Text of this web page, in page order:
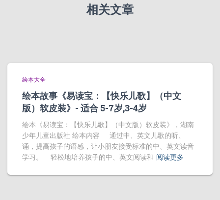
相关文章
绘本大全
绘本故事《易读宝：【快乐儿歌】（中文
版）软皮装》- 适合 5-7岁,3-4岁
绘本《易读宝：【快乐儿歌】（中文版）软皮装》，湖南
少年儿童出版社 绘本内容 通过中、英文儿歌的听、
诵，提高孩子的语感，让小朋友接受标准的中、英文读音
学习。 轻松地培养孩子的中、英文阅读和 阅读更多